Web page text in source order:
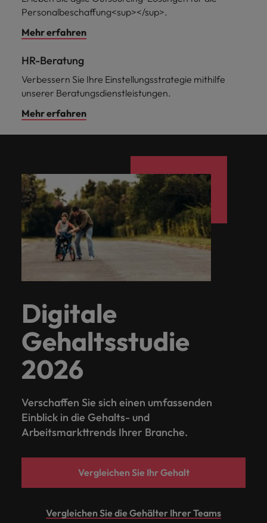
Personalbeschaffung<sup></sup>.
Mehr erfahren
HR-Beratung
Verbessern Sie Ihre Einstellungsstrategie mithilfe
unserer Beratungsdienstleistungen.
Mehr erfahren
Digitale
Gehaltsstudie
2026
Verschaffen Sie sich einen umfassenden
Einblick in die Gehalts- und
Arbeitsmarkttrends Ihrer Branche.
Vergleichen Sie Ihr Gehalt
Vergleichen Sie die Gehälter Ihrer Teams